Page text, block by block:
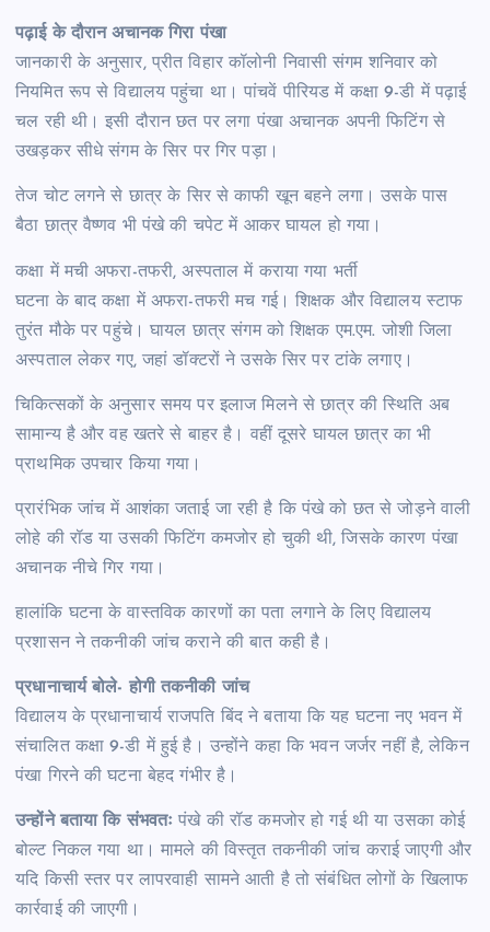
पढ़ाई के दौरान अचानक गिरा पंखा
जानकारी के अनुसार, प्रीत विहार कॉलोनी निवासी संगम शनिवार को
नियमित रूप से विद्यालय पहुंचा था। पांचवें पीरियड में कक्षा 9-डी में पढ़ाई
चल रही थी। इसी दौरान छत पर लगा पंखा अचानक अपनी फिटिंग से
उखड़कर सीधे संगम के सिर पर गिर पड़ा।
तेज चोट लगने से छात्र के सिर से काफी खून बहने लगा। उसके पास
बैठा छात्र वैष्णव भी पंखे की चपेट में आकर घायल हो गया।
कक्षा में मची अफरा-तफरी, अस्पताल में कराया गया भर्ती
घटना के बाद कक्षा में अफरा-तफरी मच गई। शिक्षक और विद्यालय स्टाफ
तुरंत मौके पर पहुंचे। घायल छात्र संगम को शिक्षक एम.एम. जोशी जिला
अस्पताल लेकर गए, जहां डॉक्टरों ने उसके सिर पर टांके लगाए।
चिकित्सकों के अनुसार समय पर इलाज मिलने से छात्र की स्थिति अब
सामान्य है और वह खतरे से बाहर है। वहीं दूसरे घायल छात्र का भी
प्राथमिक उपचार किया गया।
प्रारंभिक जांच में आशंका जताई जा रही है कि पंखे को छत से जोड़ने वाली
लोहे की रॉड या उसकी फिटिंग कमजोर हो चुकी थी, जिसके कारण पंखा
अचानक नीचे गिर गया।
हालांकि घटना के वास्तविक कारणों का पता लगाने के लिए विद्यालय
प्रशासन ने तकनीकी जांच कराने की बात कही है।
प्रधानाचार्य बोले- होगी तकनीकी जांच
विद्यालय के प्रधानाचार्य राजपति बिंद ने बताया कि यह घटना नए भवन में
संचालित कक्षा 9-डी में हुई है। उन्होंने कहा कि भवन जर्जर नहीं है, लेकिन
पंखा गिरने की घटना बेहद गंभीर है।
उन्होंने बताया कि संभवतः पंखे की रॉड कमजोर हो गई थी या उसका कोई
बोल्ट निकल गया था। मामले की विस्तृत तकनीकी जांच कराई जाएगी और
यदि किसी स्तर पर लापरवाही सामने आती है तो संबंधित लोगों के खिलाफ
कार्रवाई की जाएगी।